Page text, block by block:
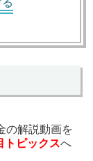
の解説動画を
トピックスへ